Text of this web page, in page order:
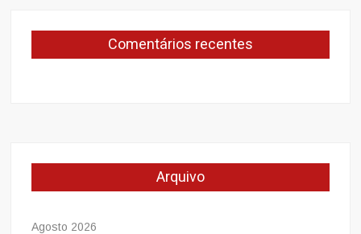
Comentários recentes
Arquivo
Agosto 2026